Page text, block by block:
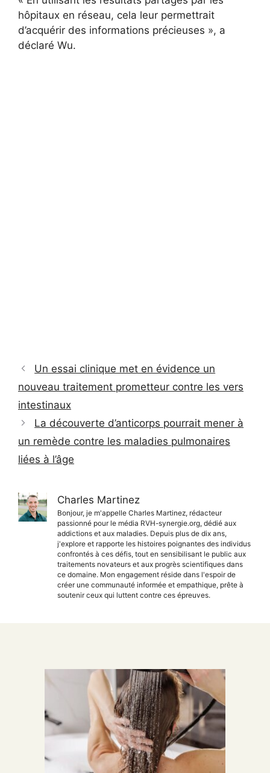
hôpitaux en réseau, cela leur permettrait
d’acquérir des informations précieuses », a
déclaré Wu.
Un essai clinique met en évidence un
nouveau traitement prometteur contre les vers
intestinaux
La découverte d’anticorps pourrait mener à
un remède contre les maladies pulmonaires
liées à l’âge
Charles Martinez
Bonjour, je m'appelle Charles Martinez, rédacteur
passionné pour le média RVH-synergie.org, dédié aux
addictions et aux maladies. Depuis plus de dix ans,
j'explore et rapporte les histoires poignantes des individus
confrontés à ces défis, tout en sensibilisant le public aux
traitements novateurs et aux progrès scientifiques dans
ce domaine. Mon engagement réside dans l'espoir de
créer une communauté informée et empathique, prête à
soutenir ceux qui luttent contre ces épreuves.